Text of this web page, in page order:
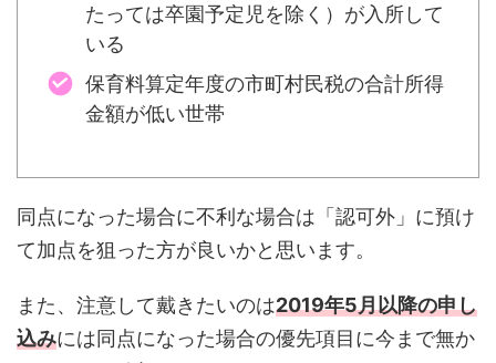
たっては卒園予定児を除く）が入所して
いる
保育料算定年度の市町村民税の合計所得
金額が低い世帯
同点になった場合に不利な場合は「認可外」に預け
て加点を狙った方が良いかと思います。
また、注意して戴きたいのは2019年5月以降の申し
込みには同点になった場合の優先項目に今まで無か